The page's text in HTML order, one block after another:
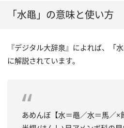
「水黽」の意味と使い方
『デジタル大辞泉』によれば、「
に解説されています。
あめんぼ【水＝黽／水＝馬／×